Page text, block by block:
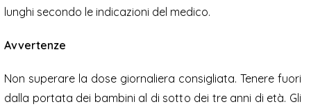
lunghi secondo le indicazioni del medico.
Avvertenze
Non superare la dose giornaliera consigliata. Tenere fuori
dalla portata dei bambini al di sotto dei tre anni di età. Gli